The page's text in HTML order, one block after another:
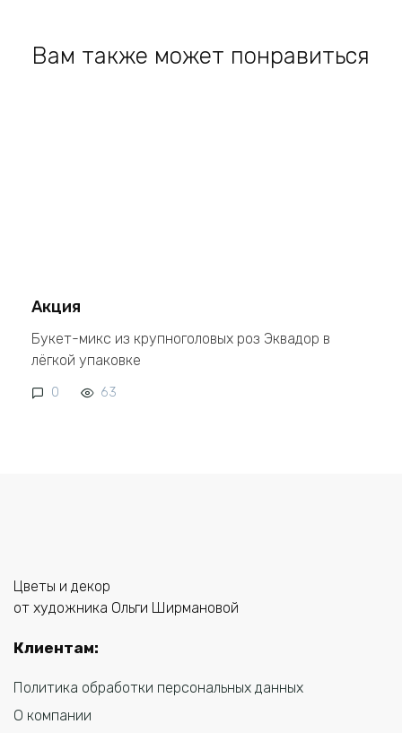
Вам также может понравиться
Акция
Букет-микс из крупноголовых роз Эквадор в
лёгкой упаковке
0 63
Цветы и декор
от художника Ольги Ширмановой
Клиентам:
Политика обработки персональных данных
О компании